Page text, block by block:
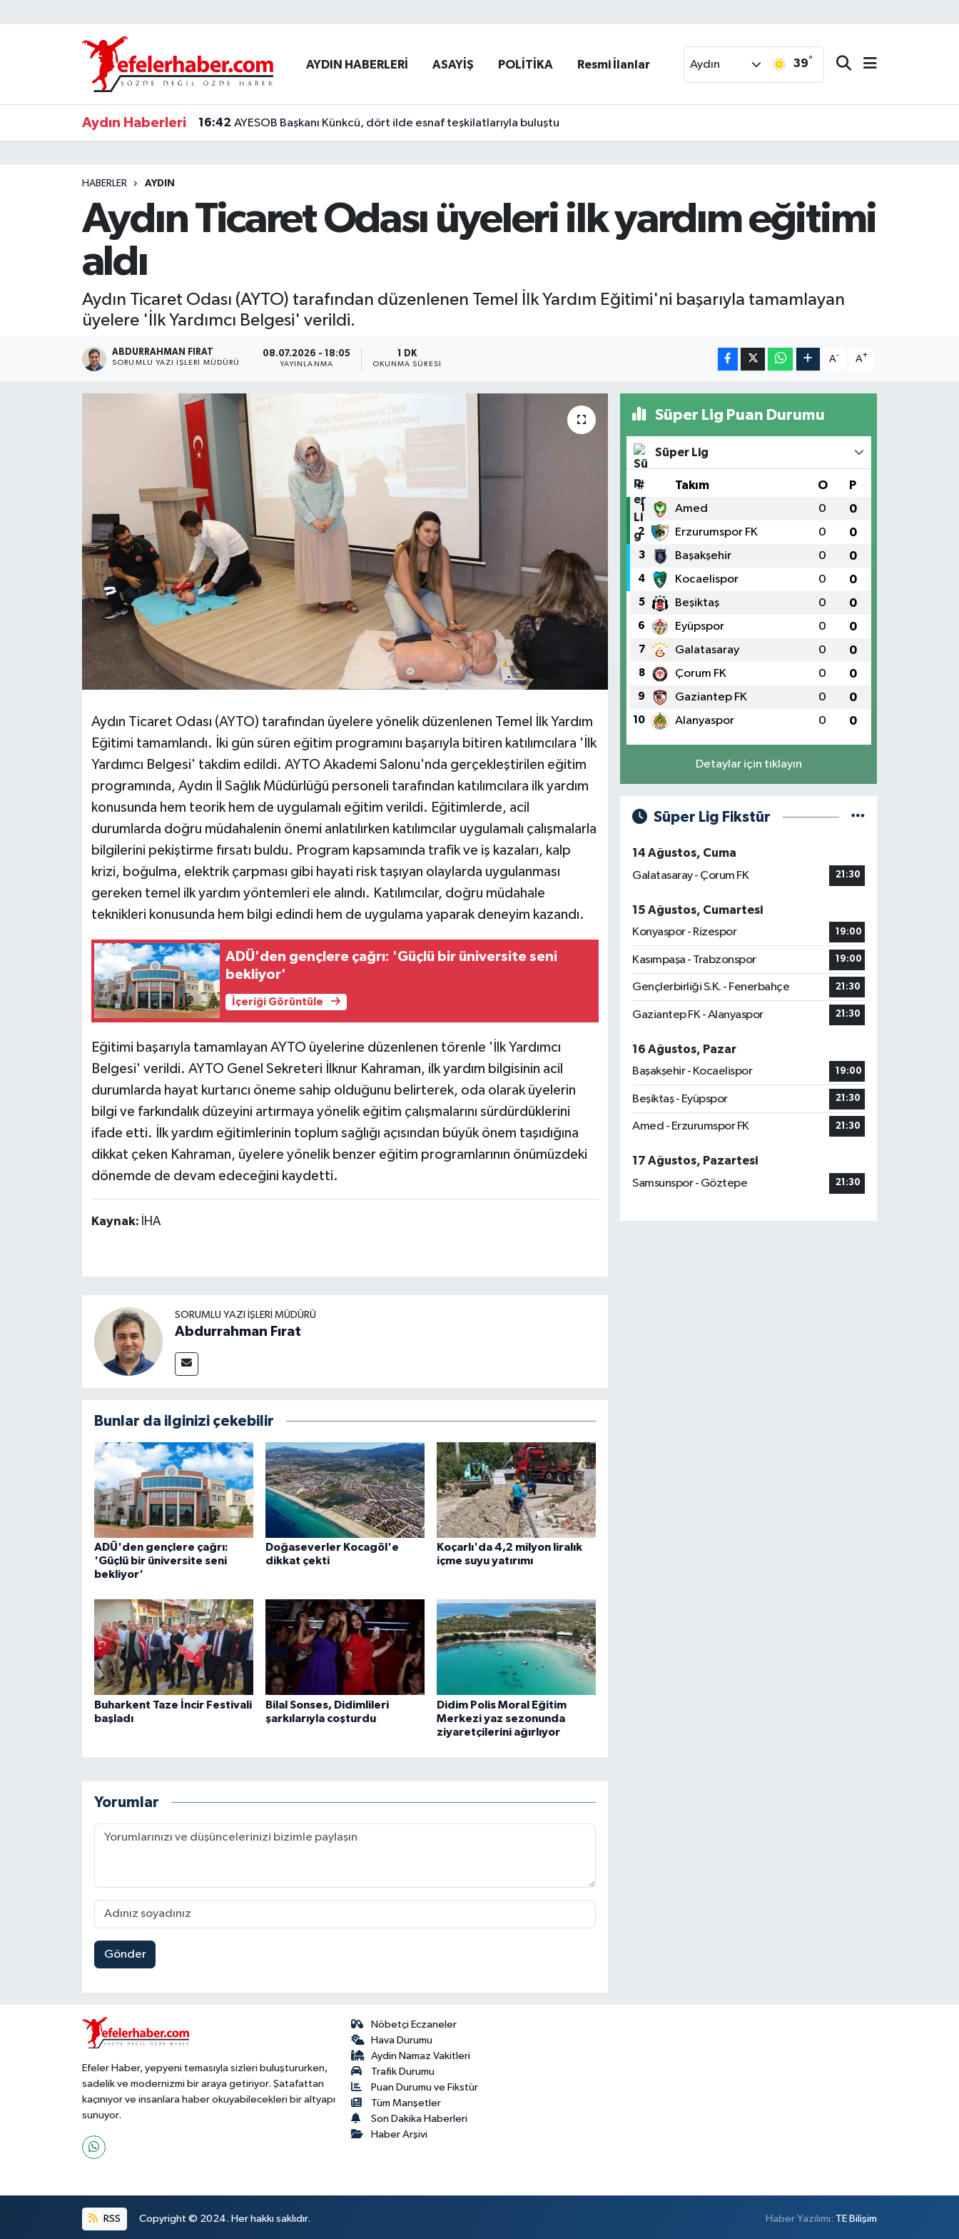
AYDIN HABERLERİ ASAYİŞ POLİTİKA Resmi İlanlar Aydın 39°
Aydın Haberleri 16:42 AYESOB Başkanı Künkcü, dört ilde esnaf teşkilatlarıyla buluştu
HABERLER AYDIN
Aydın Ticaret Odası üyeleri ilk yardım eğitimi
aldı
Aydın Ticaret Odası (AYTO) tarafından düzenlenen Temel İlk Yardım Eğitimi'ni başarıyla tamamlayan
üyelere 'İlk Yardımcı Belgesi' verildi.
ABDURRAHMAN FIRAT
SORUMLU YAZI İŞLERI MÜDÜRÜ
08.07.2026 - 18:05
YAYINLANMA
1 DK
OKUNMA SÜRESI
A- A+
Aydın Ticaret Odası (AYTO) tarafından üyelere yönelik düzenlenen Temel İlk Yardım
Eğitimi tamamlandı. İki gün süren eğitim programını başarıyla bitiren katılımcılara 'İlk
Yardımcı Belgesi' takdim edildi. AYTO Akademi Salonu'nda gerçekleştirilen eğitim
programında, Aydın İl Sağlık Müdürlüğü personeli tarafından katılımcılara ilk yardım
konusunda hem teorik hem de uygulamalı eğitim verildi. Eğitimlerde, acil
durumlarda doğru müdahalenin önemi anlatılırken katılımcılar uygulamalı çalışmalarla
bilgilerini pekiştirme fırsatı buldu. Program kapsamında trafik ve iş kazaları, kalp
krizi, boğulma, elektrik çarpması gibi hayati risk taşıyan olaylarda uygulanması
gereken temel ilk yardım yöntemleri ele alındı. Katılımcılar, doğru müdahale
teknikleri konusunda hem bilgi edindi hem de uygulama yaparak deneyim kazandı.
ADÜ'den gençlere çağrı: 'Güçlü bir üniversite seni
bekliyor'
İçeriği Görüntüle
Eğitimi başarıyla tamamlayan AYTO üyelerine düzenlenen törenle 'İlk Yardımcı
Belgesi' verildi. AYTO Genel Sekreteri İlknur Kahraman, ilk yardım bilgisinin acil
durumlarda hayat kurtarıcı öneme sahip olduğunu belirterek, oda olarak üyelerin
bilgi ve farkındalık düzeyini artırmaya yönelik eğitim çalışmalarını sürdürdüklerini
ifade etti. İlk yardım eğitimlerinin toplum sağlığı açısından büyük önem taşıdığına
dikkat çeken Kahraman, üyelere yönelik benzer eğitim programlarının önümüzdeki
dönemde de devam edeceğini kaydetti.
Kaynak: İHA
SORUMLU YAZI İŞLERI MÜDÜRÜ
Abdurrahman Fırat
Bunlar da ilginizi çekebilir
ADÜ'den gençlere çağrı:
'Güçlü bir üniversite seni
bekliyor'
Doğaseverler Kocagöl'e
dikkat çekti
Koçarlı'da 4,2 milyon liralık
içme suyu yatırımı
Buharkent Taze İncir Festivali
başladı
Bilal Sonses, Didimlileri
şarkılarıyla coşturdu
Didim Polis Moral Eğitim
Merkezi yaz sezonunda
ziyaretçilerini ağırlıyor
Yorumlar
Gönder
Süper Lig Puan Durumu
Süper Lig
# Takım O P
1 Amed 0 0
2 Erzurumspor FK 0 0
3 Başakşehir 0 0
4 Kocaelispor 0 0
5 Beşiktaş 0 0
6 Eyüpspor 0 0
7 Galatasaray 0 0
8 Çorum FK 0 0
9 Gaziantep FK 0 0
10 Alanyaspor 0 0
Detaylar için tıklayın
Süper Lig Fikstür
14 Ağustos, Cuma
Galatasaray - Çorum FK
21:30
15 Ağustos, Cumartesi
Konyaspor - Rizespor
19:00
Kasımpaşa - Trabzonspor 19:00
Gençlerbirliği S.K. - Fenerbahçe 21:30
Gaziantep FK - Alanyaspor 21:30
16 Ağustos, Pazar
Başakşehir - Kocaelispor
19:00
Beşiktaş - Eyüpspor 21:30
Amed - Erzurumspor FK 21:30
17 Ağustos, Pazartesi
Samsunspor - Göztepe
21:30
Efeler Haber, yepyeni temasıyla sizleri buluştururken,
sadelik ve modernizmi bir araya getiriyor. Şatafattan
kaçınıyor ve insanlara haber okuyabilecekleri bir altyapı
sunuyor.
Nöbetçi Eczaneler
Hava Durumu
Aydin Namaz Vakitleri
Trafik Durumu
Puan Durumu ve Fikstür
Tüm Manşetler
Son Dakika Haberleri
Haber Arşivi
RSS Copyright © 2024. Her hakkı saklıdır. Haber Yazılımı: TE Bilişim
Nöbetçi Eczaneler
Hava Durumu
Aydin Namaz Vakitleri
Süper Lig Puan Durumu ve Fikstür
Tüm Manşetler
Son Dakika Haberleri
Haber Arşivi